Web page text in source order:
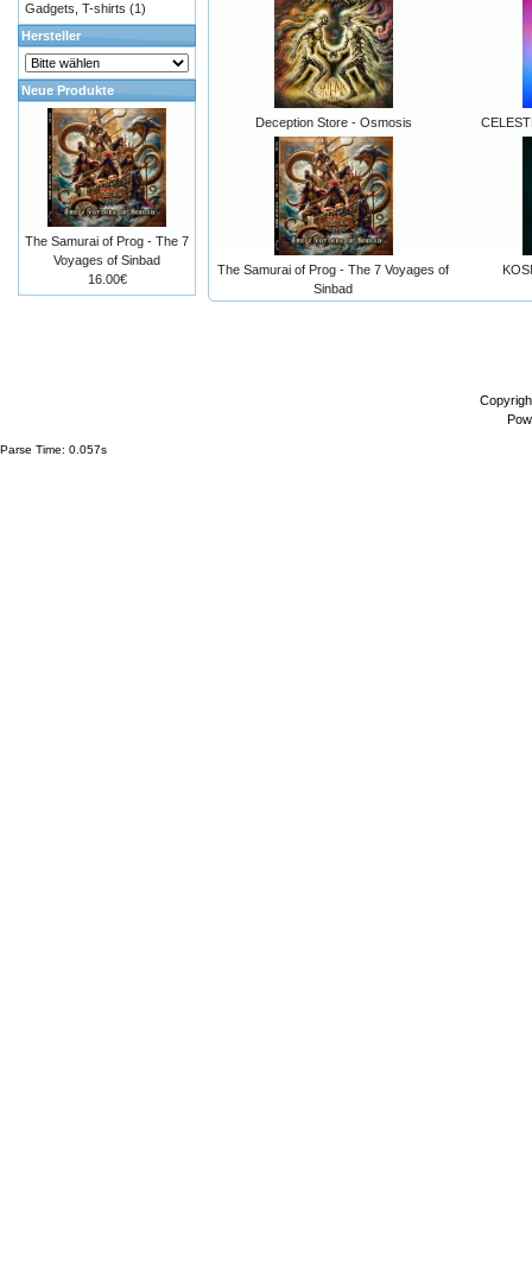
Deception Store - Osmosis
The Samurai of Prog - The 7 Voyages of
Sinbad
Gadgets, T-shirts (1)
Hersteller
Neue Produkte
The Samurai of Prog - The 7
Voyages of Sinbad
16.00€
Parse Time: 0.057s